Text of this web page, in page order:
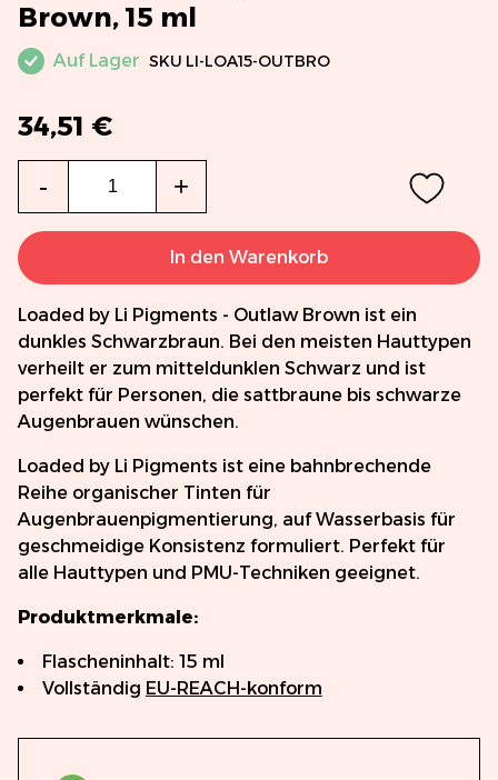
Brown, 15 ml
Auf Lager SKU LI-LOA15-OUTBRO
34,51 €
- +
In den Warenkorb
Loaded by Li Pigments - Outlaw Brown ist ein
dunkles Schwarzbraun. Bei den meisten Hauttypen
verheilt er zum mitteldunklen Schwarz und ist
perfekt für Personen, die sattbraune bis schwarze
Augenbrauen wünschen.
Loaded by Li Pigments ist eine bahnbrechende
Reihe organischer Tinten für
Augenbrauenpigmentierung, auf Wasserbasis für
geschmeidige Konsistenz formuliert. Perfekt für
alle Hauttypen und PMU-Techniken geeignet.
Produktmerkmale:
Flascheninhalt: 15 ml
Vollständig EU-REACH-konform